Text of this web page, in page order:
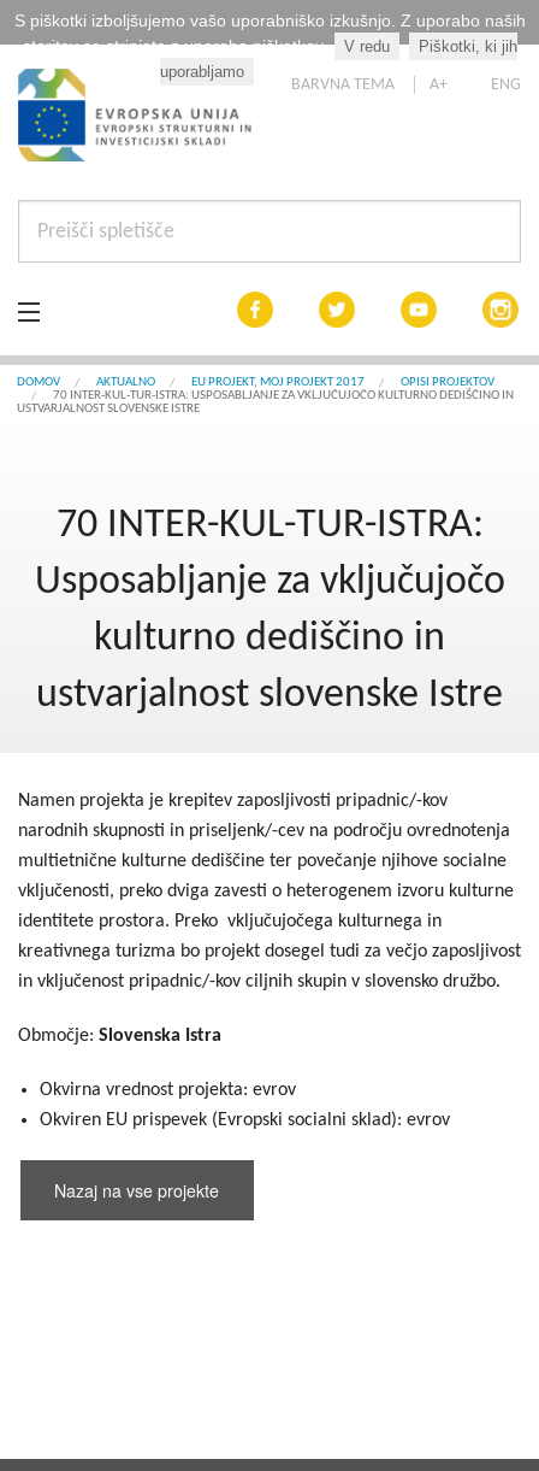
S piškotki izboljšujemo vašo uporabniško izkušnjo. Z uporabo naših
storitev se strinjate z uporabo piškotkov.
V redu
Piškotki, ki jih
uporabljamo
BARVNA TEMA A+ ENG
Aktualno
Kohezija do 2020
Po 2020
Seznam projektov
Blog
DOMOV AKTUALNO EU PROJEKT, MOJ PROJEKT 2017
OPISI PROJEKTOV
70 INTER-KUL-TUR-ISTRA: USPOSABLJANJE ZA VKLJUČUJOČO KULTURNO DEDIŠČINO IN
USTVARJALNOST SLOVENSKE ISTRE
70 INTER-KUL-TUR-ISTRA:
Usposabljanje za vključujočo
kulturno dediščino in
ustvarjalnost slovenske Istre
Namen projekta je krepitev zaposljivosti pripadnic/-kov
narodnih skupnosti in priseljenk/-cev na področju ovrednotenja
multietnične kulturne dediščine ter povečanje njihove socialne
vključenosti, preko dviga zavesti o heterogenem izvoru kulturne
identitete prostora. Preko vključujočega kulturnega in
kreativnega turizma bo projekt dosegel tudi za večjo zaposljivost
in vključenost pripadnic/-kov ciljnih skupin v slovensko družbo.
Območje: Slovenska Istra
Okvirna vrednost projekta: evrov
Okviren EU prispevek (Evropski socialni sklad): evrov
Nazaj na vse projekte